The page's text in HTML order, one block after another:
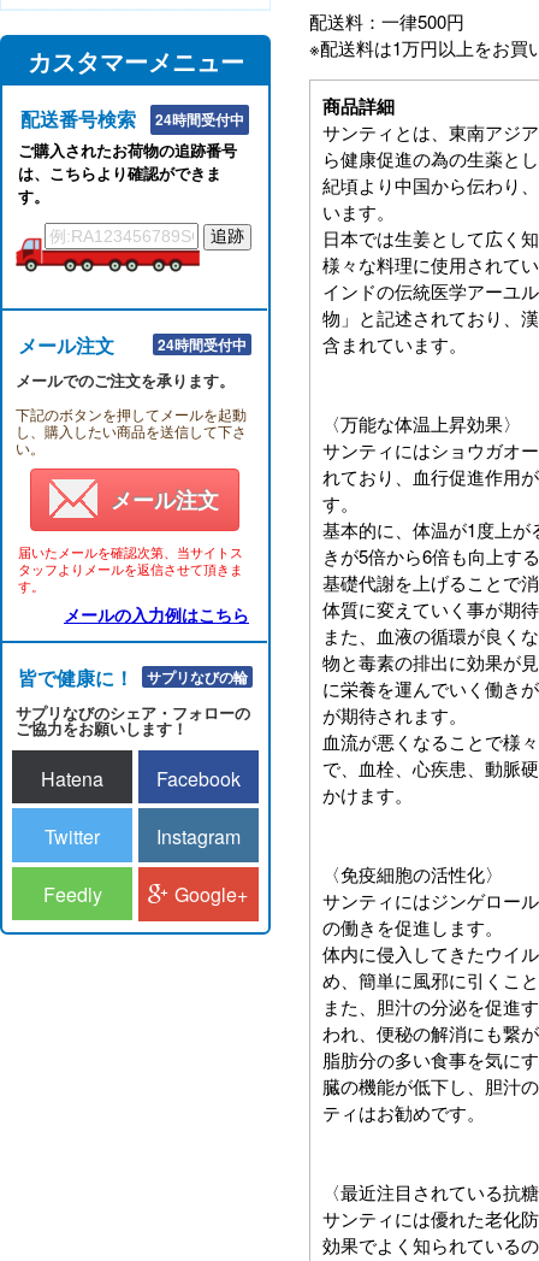
カスタマーメニュー
配送番号検索 24時間受付中
ご購入されたお荷物の追跡番号
は、こちらより確認ができま
す。
メール注文 24時間受付中
メールでのご注文を承ります。
下記のボタンを押してメールを起動
し、購入したい商品を送信して下さ
い。
メール注文
届いたメールを確認次第、当サイトス
タッフよりメールを返信させて頂きま
す。
メールの入力例はこちら
皆で健康に！！サプリなびの輪
サプリなびのシェア・フォローの
ご協力をお願いします！
Hatena Facebook
Twitter Instagram
Feedly Google+
配送料：一律500円
※配送料は1万円以上をお買
商品詳細
サンティとは、東南アジ
ら健康促進の為の生薬と
紀頃より中国から伝わり
います。
日本では生姜として広く
様々な料理に使用されて
インドの伝統医学アーユ
物」と記述されており、
含まれています。
〈万能な体温上昇効果〉
サンティにはショウガオ
れており、血行促進作用
す。
基本的に、体温が1度上
きが5倍から6倍も向上す
基礎代謝を上げることで
体質に変えていく事が期
また、血液の循環が良く
物と毒素の排出に効果が
に栄養を運んでいく働き
が期待されます。
血流が悪くなることで様
で、血栓、心疾患、動脈
かけます。
〈免疫細胞の活性化〉
サンティにはジンゲロー
の働きを促進します。
体内に侵入してきたウイ
め、簡単に風邪に引くこ
また、胆汁の分泌を促進
われ、便秘の解消にも繋
脂肪分の多い食事を気に
臓の機能が低下し、胆汁
ティはお勧めです。
〈最近注目されている抗
サンティには優れた老化
効果でよく知られている